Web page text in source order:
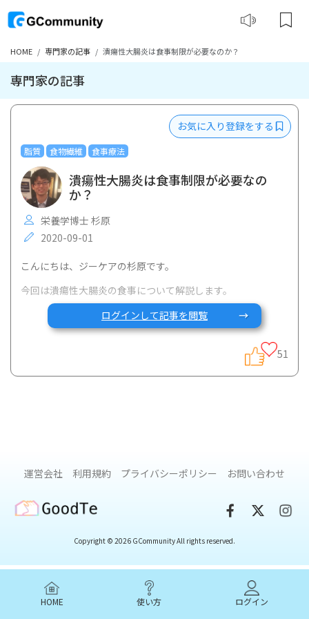
HOME 専門家の記事 潰瘍性大腸炎は食事制限が必要なのか？
専門家の記事
脂質 食物繊維 食事療法
お気に入り登録をする
潰瘍性大腸炎は食事制限が必要なの
か？
栄養学博士 杉原
2020-09-01
こんにちは、ジーケアの杉原です。
今回は潰瘍性大腸炎の食事について解説します。
これまでにIBDの食事については別の記事にまとめていました
クローン病と同様に、潰瘍性大腸炎でも症状が悪化している
なります。
活動期の食事
炎症が起きている活動期では、腸管の負担を避け安静にする
ログインして記事を閲覧
51
HOME 使い方 ログイン
運営会社 利用規約 プライバシーポリシー お問い合わせ
GoodTe
Copyright © 2026 GCommunity All rights reserved.